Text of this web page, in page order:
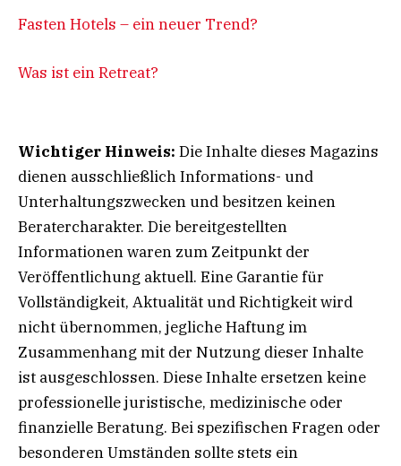
Fasten Hotels – ein neuer Trend?
Was ist ein Retreat?
Wichtiger Hinweis: Die Inhalte dieses Magazins
dienen ausschließlich Informations- und
Unterhaltungszwecken und besitzen keinen
Beratercharakter. Die bereitgestellten
Informationen waren zum Zeitpunkt der
Veröffentlichung aktuell. Eine Garantie für
Vollständigkeit, Aktualität und Richtigkeit wird
nicht übernommen, jegliche Haftung im
Zusammenhang mit der Nutzung dieser Inhalte
ist ausgeschlossen. Diese Inhalte ersetzen keine
professionelle juristische, medizinische oder
finanzielle Beratung. Bei spezifischen Fragen oder
besonderen Umständen sollte stets ein